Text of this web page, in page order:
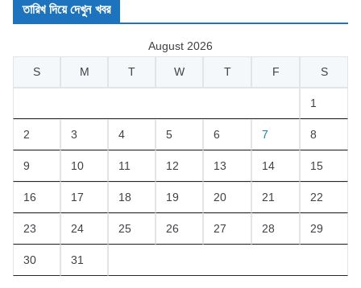
তারিখ দিয়ে দেখুন খবর
August 2026
S
M T W T F S
1
2 3 4 5 6 7 8
9 10 11 12 13 14 15
16 17 18 19 20 21 22
23 24 25 26 27 28 29
30 31